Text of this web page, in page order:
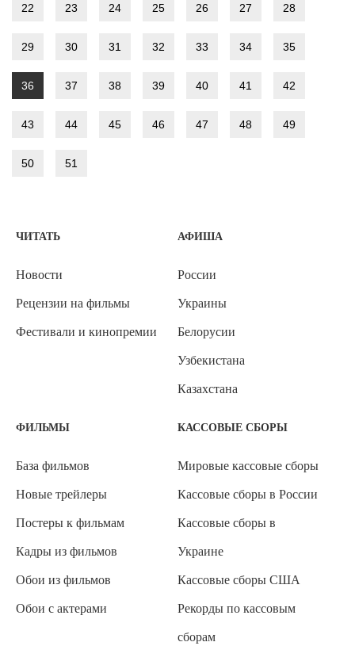
22 23 24 25 26 27 28
29 30 31 32 33 34 35
36 37 38 39 40 41 42
43 44 45 46 47 48 49
50 51
ЧИТАТЬ
Новости
Рецензии на фильмы
Фестивали и кинопремии
АФИША
России
Украины
Белорусии
Узбекистана
Казахстана
ФИЛЬМЫ
База фильмов
Новые трейлеры
Постеры к фильмам
Кадры из фильмов
Обои из фильмов
Обои с актерами
КАССОВЫЕ СБОРЫ
Мировые кассовые сборы
Кассовые сборы в России
Кассовые сборы в
Украине
Кассовые сборы США
Рекорды по кассовым
сборам